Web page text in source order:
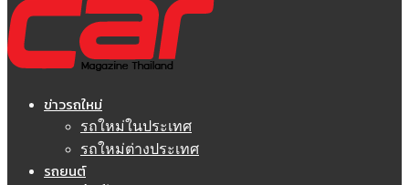
ข่าวรถใหม่
รถใหม่ในประเทศ
รถใหม่ต่างประเทศ
รถยนต์